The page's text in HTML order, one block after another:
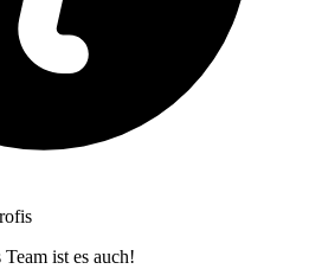
ist es auch!